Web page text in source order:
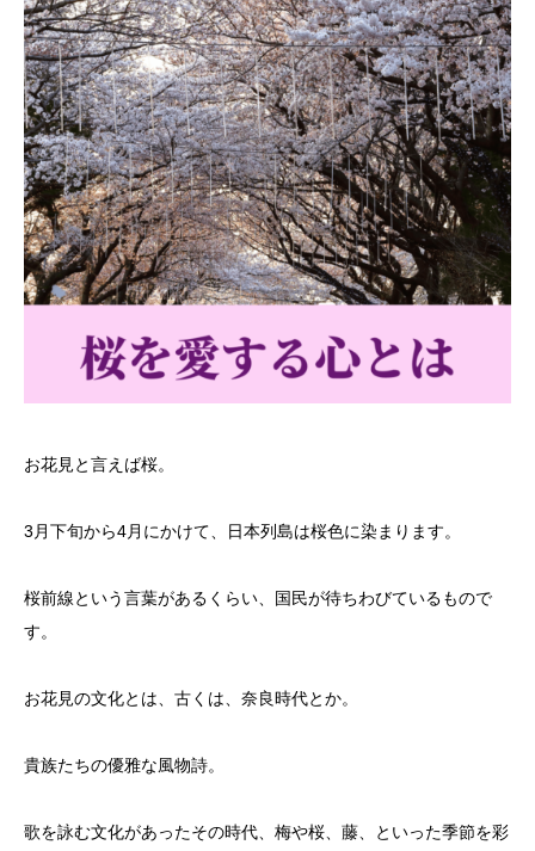
お花見と言えば桜。
3月下旬から4月にかけて、日本列島は桜色に染まります。
桜前線という言葉があるくらい、国民が待ちわびているもので
す。
お花見の文化とは、古くは、奈良時代とか。
貴族たちの優雅な風物詩。
歌を詠む文化があったその時代、梅や桜、藤、といった季節を彩